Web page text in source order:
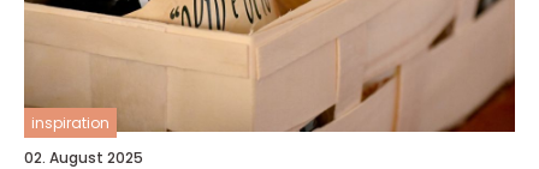
inspiration
02. August 2025